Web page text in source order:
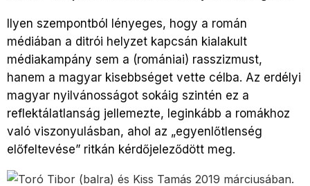
Ilyen szempontból lényeges, hogy a román
médiában a ditrói helyzet kapcsán kialakult
médiakampány sem a (romániai) rasszizmust,
hanem a magyar kisebbséget vette célba. Az erdélyi
magyar nyilvánosságot sokáig szintén ez a
reflektálatlanság jellemezte, leginkább a romákhoz
való viszonyulásban, ahol az „egyenlőtlenség
előfeltevése” ritkán kérdőjeleződött meg.